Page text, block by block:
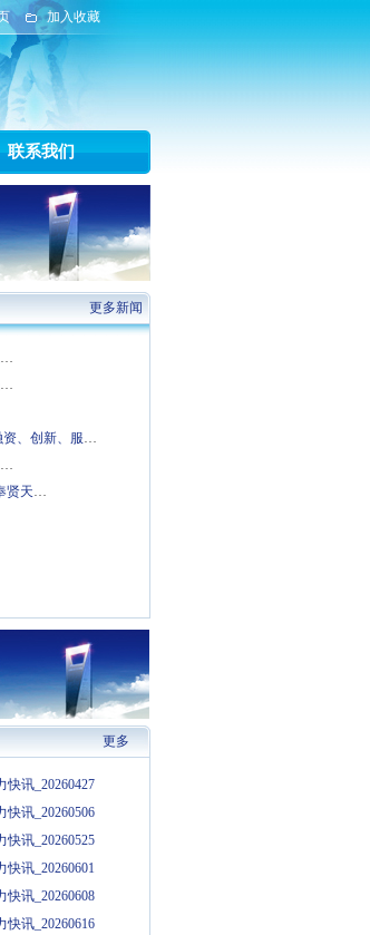
加入收藏
联系我们
更多新闻
…
…
、创新、服…
…
贤天…
更多
讯_20260427
讯_20260506
讯_20260525
讯_20260601
讯_20260608
讯_20260616
宝岛服饰
元祖